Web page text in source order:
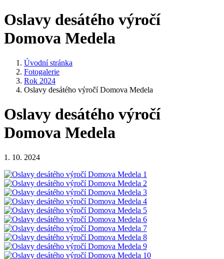
Oslavy desátého výročí
Domova Medela
Úvodní stránka
Fotogalerie
Rok 2024
Oslavy desátého výročí Domova Medela
Oslavy desátého výročí
Domova Medela
1. 10. 2024